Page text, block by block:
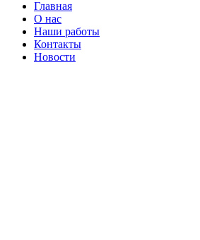
Главная
О нас
Наши работы
Контакты
Новости